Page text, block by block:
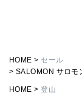
HOME
セール
SALOMON サロモ
HOME 登山